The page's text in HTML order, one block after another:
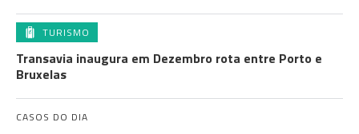
TURISMO
Transavia inaugura em Dezembro rota entre Porto e
Bruxelas
CASOS DO DIA